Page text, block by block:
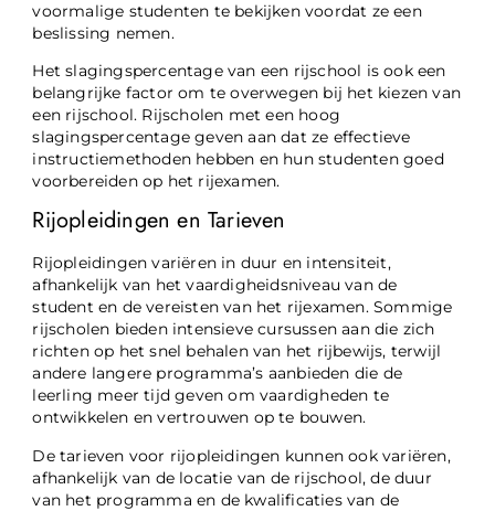
voormalige studenten te bekijken voordat ze een
beslissing nemen.
Het slagingspercentage van een rijschool is ook een
belangrijke factor om te overwegen bij het kiezen van
een rijschool. Rijscholen met een hoog
slagingspercentage geven aan dat ze effectieve
instructiemethoden hebben en hun studenten goed
voorbereiden op het rijexamen.
Rijopleidingen en Tarieven
Rijopleidingen variëren in duur en intensiteit,
afhankelijk van het vaardigheidsniveau van de
student en de vereisten van het rijexamen. Sommige
rijscholen bieden intensieve cursussen aan die zich
richten op het snel behalen van het rijbewijs, terwijl
andere langere programma’s aanbieden die de
leerling meer tijd geven om vaardigheden te
ontwikkelen en vertrouwen op te bouwen.
De tarieven voor rijopleidingen kunnen ook variëren,
afhankelijk van de locatie van de rijschool, de duur
van het programma en de kwalificaties van de